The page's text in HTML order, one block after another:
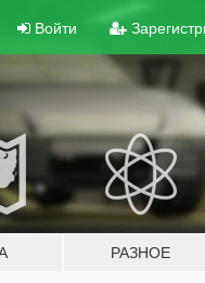
Войти
РАЗНОЕ